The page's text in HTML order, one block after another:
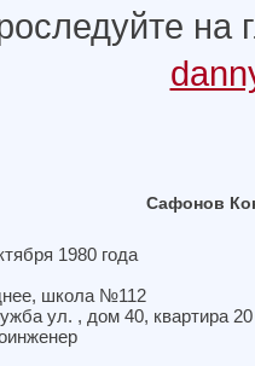
на
Сафонов
1980 года
школа №112
ул. , дом 40, квартира 20